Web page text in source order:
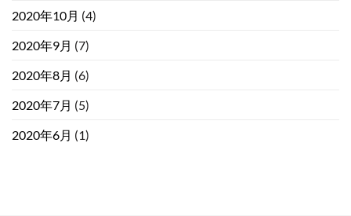
2020年10月 (4)
2020年9月 (7)
2020年8月 (6)
2020年7月 (5)
2020年6月 (1)